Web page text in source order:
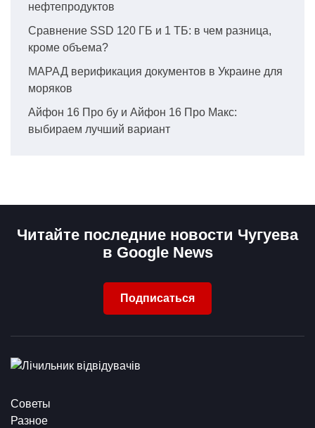
нефтепродуктов
Сравнение SSD 120 ГБ и 1 ТБ: в чем разница,
кроме объема?
МАРАД верификация документов в Украине для
моряков
Айфон 16 Про бу и Айфон 16 Про Макс:
выбираем лучший вариант
Читайте последние новости Чугуева
в Google News
Подписаться
Советы
Разное